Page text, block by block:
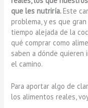
que les nutriría.Este
problema, y es que
tiempo alejada de la
qué comprar como
saben a dónde quieren
el camino.
Para aportar algo de
los alimentos reales,